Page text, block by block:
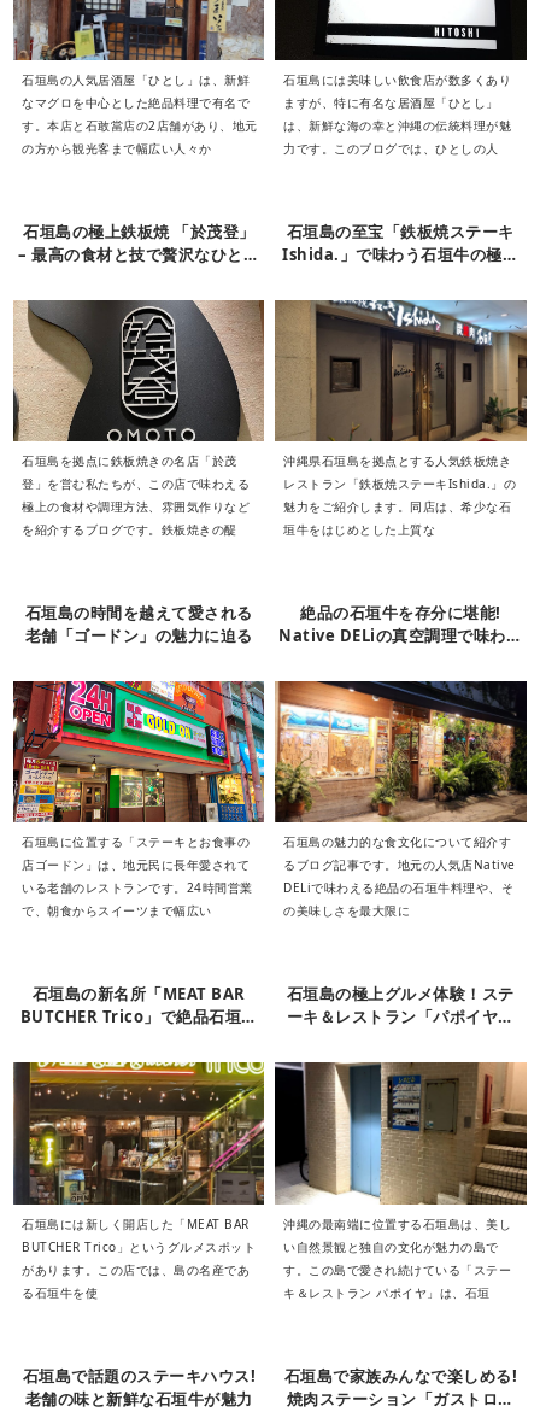
石垣島の人気居酒屋「ひとし」は、新鮮
なマグロを中心とした絶品料理で有名で
す。本店と石敢當店の2店舗があり、地元
の方から観光客まで幅広い人々か
石垣島には美味しい飲食店が数多くあり
ますが、特に有名な居酒屋「ひとし」
は、新鮮な海の幸と沖縄の伝統料理が魅
力です。このブログでは、ひとしの人
石垣島の極上鉄板焼 「於茂登」
– 最高の食材と技で贅沢なひとと
石垣島を拠点に鉄板焼きの名店「於茂
登」を営む私たちが、この店で味わえる
極上の食材や調理方法、雰囲気作りなど
を紹介するブログです。鉄板焼きの醍
石垣島の至宝「鉄板焼ステーキ
Ishida.」で味わう石垣牛の極上
沖縄県石垣島を拠点とする人気鉄板焼き
レストラン「鉄板焼ステーキIshida.」の
魅力をご紹介します。同店は、希少な石
垣牛をはじめとした上質な
石垣島の時間を越えて愛される
老舗「ゴードン」の魅力に迫る
石垣島に位置する「ステーキとお食事の
店ゴードン」は、地元民に長年愛されて
いる老舗のレストランです。24時間営業
で、朝食からスイーツまで幅広い
絶品の石垣牛を存分に堪能!
Native DELiの真空調理で味わう
石垣島の魅力的な食文化について紹介す
るブログ記事です。地元の人気店Native
DELiで味わえる絶品の石垣牛料理や、そ
の美味しさを最大限に
石垣島の新名所「MEAT BAR
BUTCHER Trico」で絶品石垣牛
石垣島には新しく開店した「MEAT BAR
BUTCHER Trico」というグルメスポット
があります。この店では、島の名産であ
る石垣牛を使
石垣島の極上グルメ体験！ステ
ーキ＆レストラン「パポイヤ」
沖縄の最南端に位置する石垣島は、美し
い自然景観と独自の文化が魅力の島で
す。この島で愛され続けている「ステー
キ＆レストラン パポイヤ」は、石垣
石垣島で話題のステーキハウス!
老舗の味と新鮮な石垣牛が魅力
石垣島で家族みんなで楽しめる!
焼肉ステーション「ガストロ」